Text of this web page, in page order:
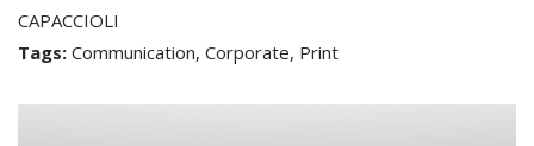
CAPACCIOLI
Tags: Communication, Corporate, Print